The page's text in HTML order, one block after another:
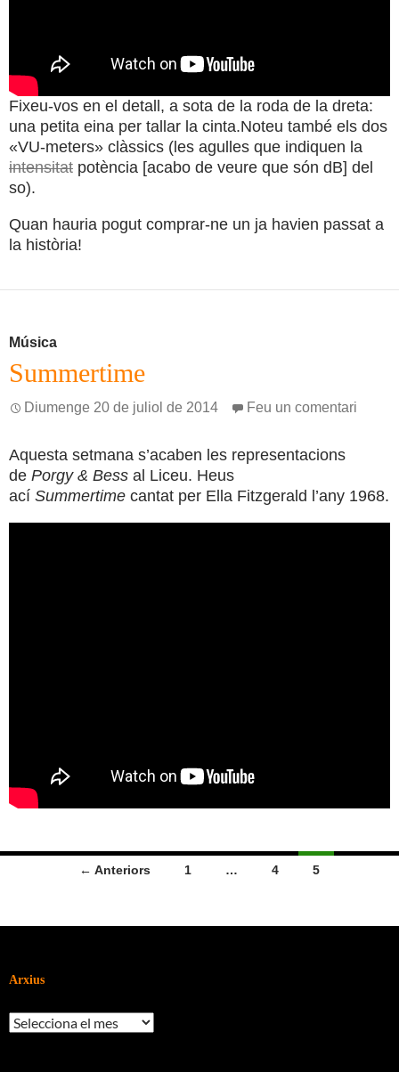
Fixeu-vos en el detall, a sota de la roda de la dreta:
una petita eina per tallar la cinta.Noteu també els dos
«VU-meters» clàssics (les agulles que indiquen la
intensitat potència [acabo de veure que són dB] del
so).
Quan hauria pogut comprar-ne un ja havien passat a
la història!
Música
Summertime
Diumenge 20 de juliol de 2014 Feu un comentari
Aquesta setmana s’acaben les representacions
de Porgy & Bess al Liceu. Heus
ací Summertime cantat per Ella Fitzgerald l’any 1968.
Navegació
les
← Anteriors 1 … 4 5
Arxius
Arxius